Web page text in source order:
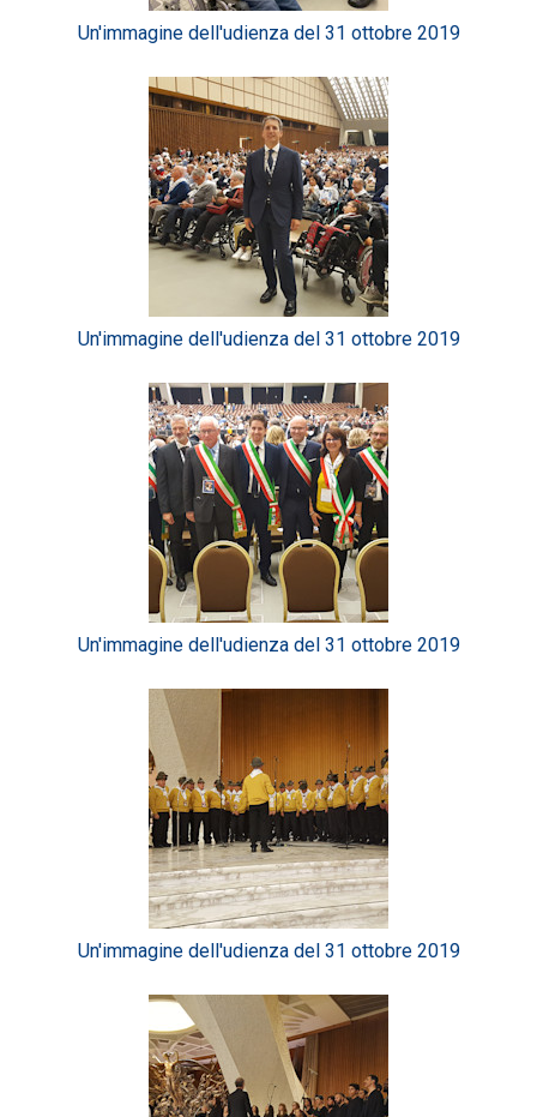
Un'immagine dell'udienza del 31 ottobre 2019
Un'immagine dell'udienza del 31 ottobre 2019
Un'immagine dell'udienza del 31 ottobre 2019
Un'immagine dell'udienza del 31 ottobre 2019